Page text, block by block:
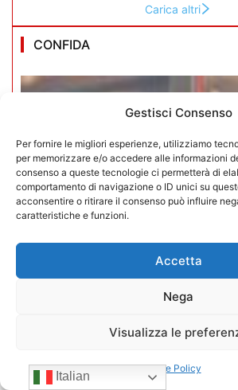
Gestisci Consenso
Per fornire le migliori esperienze, utilizziamo
per memorizzare e/o accedere alle informazioni
consenso a queste tecnologie ci permetterà di
comportamento di navigazione o ID unici su
acconsentire o ritirare il consenso può influire
caratteristiche e funzioni.
Accetta
Nega
Visualizza le
Cookie Policy
Carica altri
CONFIDA
Iperammortamento 5.0.
associati
Italian